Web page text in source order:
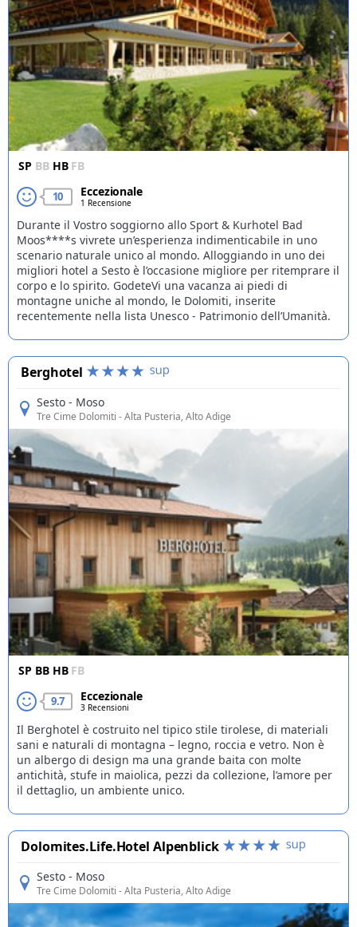
SP BB HB FB
10 Eccezionale
1 Recensione
Durante il Vostro soggiorno allo Sport & Kurhotel Bad
Moos****s vivrete un’esperienza indimenticabile in uno
scenario naturale unico al mondo. Alloggiando in uno dei
migliori hotel a Sesto è l’occasione migliore per ritemprare il
corpo e lo spirito. GodeteVi una vacanza ai piedi di
montagne uniche al mondo, le Dolomiti, inserite
recentemente nella lista Unesco - Patrimonio dell’Umanità.
Berghotel
Sesto - Moso
Tre Cime Dolomiti - Alta Pusteria, Alto Adige
SP BB HB FB
9.7 Eccezionale
3 Recensioni
Il Berghotel è costruito nel tipico stile tirolese, di materiali
sani e naturali di montagna – legno, roccia e vetro. Non è
un albergo di design ma una grande baita con molte
antichità, stufe in maiolica, pezzi da collezione, l’amore per
il dettaglio, un ambiente unico.
Dolomites.Life.Hotel Alpenblick
Sesto - Moso
Tre Cime Dolomiti - Alta Pusteria, Alto Adige